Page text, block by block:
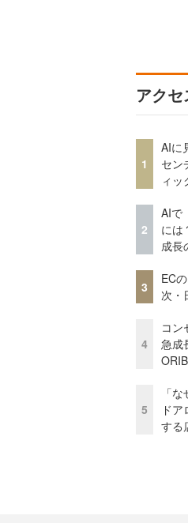
アク
1
AIに
セン
ィ
2
AIで
には
成長
3
EC
次・
4
コン
急成
5
「
ド
する